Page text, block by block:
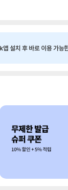
설치 후 바로 이용 가능